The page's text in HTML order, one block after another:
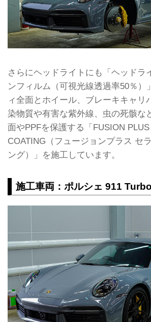
さらにヘッドライトにも「ヘッドラ
ンフィルム（可視光線透過率50％）
ィ全面とホイール、ブレーキキャリ
染物質や有害な紫外線、虫の死骸な
面やPPFを保護する「FUSION
COATING（フュージョンプラス セ
ング）」を施工しています。
施工車両：ポルシェ 911 Turbo